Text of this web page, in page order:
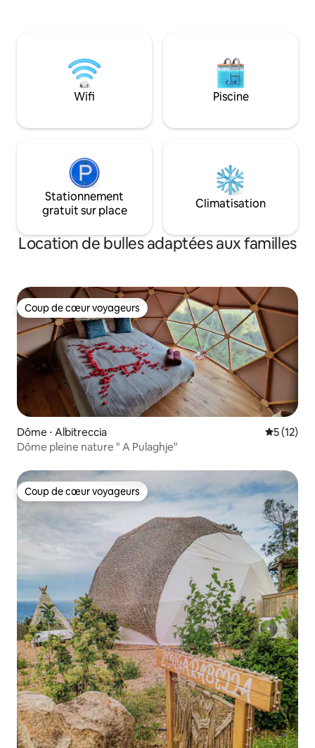
Wifi Piscine
Stationnement
gratuit sur place
Climatisation
Location de bulles adaptées aux familles
Coup de cœur voyageurs
Coup de cœur voyageurs
Dôme ⋅ Albitreccia
5 (12)
Dôme pleine nature " A Pulaghje"
Coup de cœur voyageurs
Coup de cœur voyageurs